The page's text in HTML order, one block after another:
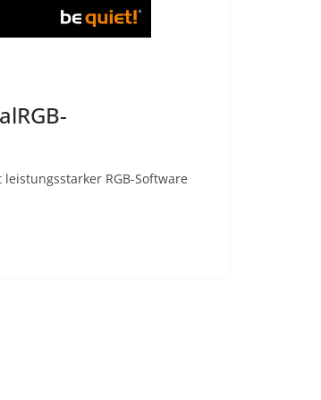
RGB-Software